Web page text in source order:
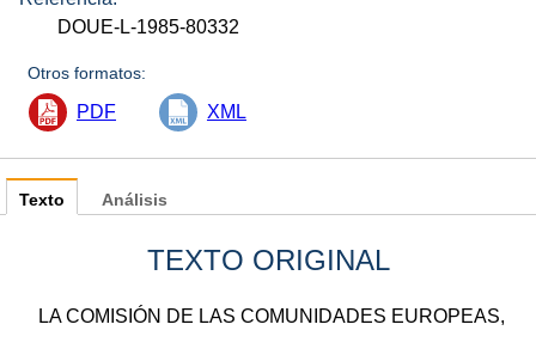
DOUE-L-1985-80332
Otros formatos:
PDF XML
Texto
TEXTO ORIGINAL
LA COMISIÓN DE LAS COMUNIDADES EUROPEAS,
Análisis